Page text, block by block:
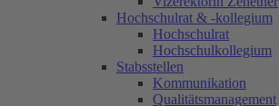
Hochschulrat & -kollegium
Hochschulrat
Hochschulkollegium
Stabsstellen
Kommunikation
Qualitätsmanagement